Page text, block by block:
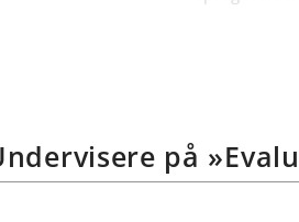
forskellige
på